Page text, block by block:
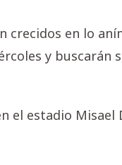
crecidos en lo
y buscarán
el estadio